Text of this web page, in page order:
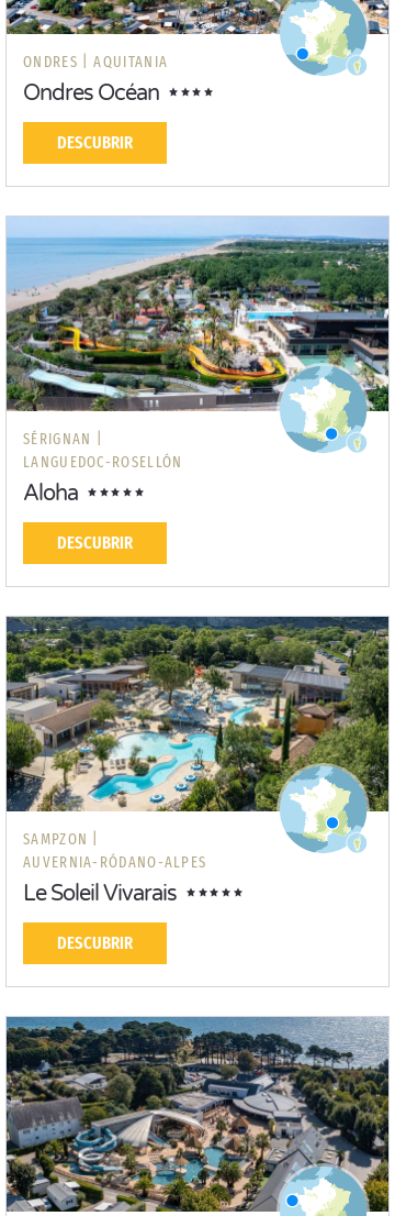
ONDRES | AQUITANIA
Ondres Océan
DESCUBRIR
SÉRIGNAN |
LANGUEDOC-ROSELLÓN
Aloha
DESCUBRIR
SAMPZON |
AUVERNIA-RÓDANO-ALPES
Le Soleil Vivarais
DESCUBRIR